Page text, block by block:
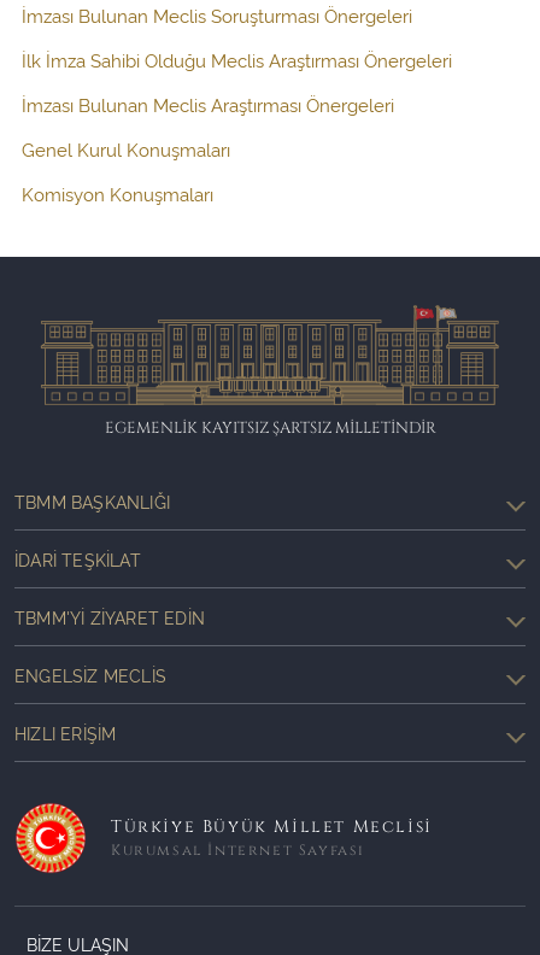
İmzası Bulunan Meclis Soruşturması Önergeleri
İlk İmza Sahibi Olduğu Meclis Araştırması Önergeleri
İmzası Bulunan Meclis Araştırması Önergeleri
Genel Kurul Konuşmaları
Komisyon Konuşmaları
EGEMENLİK KAYITSIZ ŞARTSIZ MİLLETİNDİR
TBMM BAŞKANLIĞI
İDARI TEŞKILAT
TBMM'YI ZIYARET EDIN
ENGELSIZ MECLIS
HIZLI ERIŞIM
Türkiye Büyük Millet Meclisi
Kurumsal İnternet Sayfası
BİZE ULAŞIN